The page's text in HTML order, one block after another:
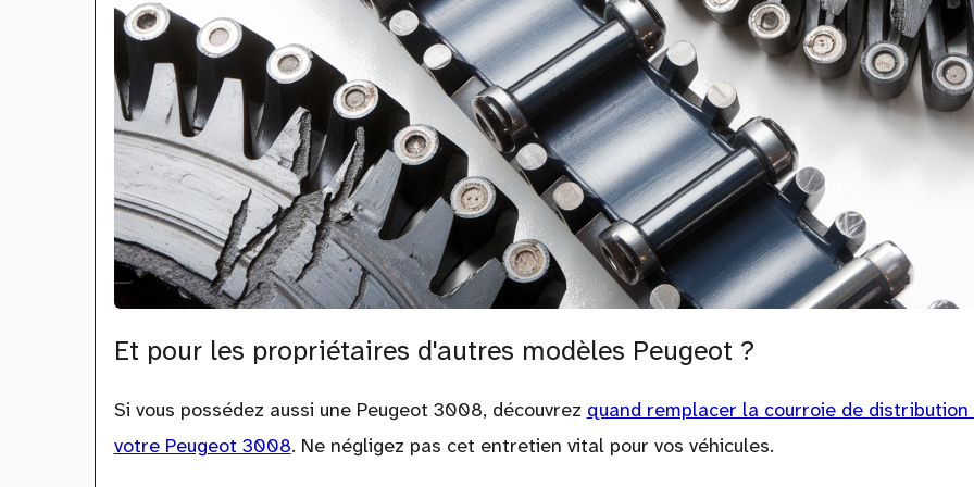
Et pour les propriétaires d'autres modèles Peugeot ?
Si vous possédez aussi une Peugeot 3008, découvrez quand remplacer la courroie de distribution
votre Peugeot 3008. Ne négligez pas cet entretien vital pour vos véhicules.